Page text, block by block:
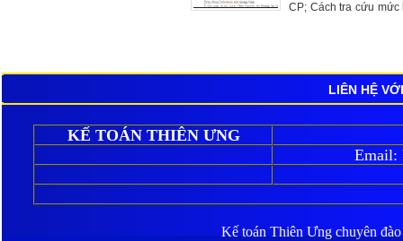
CP; Cách tra cứu
LIÊN HỆ
KẾ TOÁN THIÊN ƯNG
Email:
Kế toán Thiên Ưngchuyên đào